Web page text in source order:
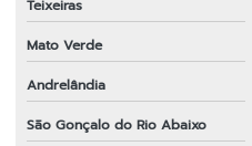
Teixeiras
Mato Verde
Andrelândia
São Gonçalo do Rio Abaixo